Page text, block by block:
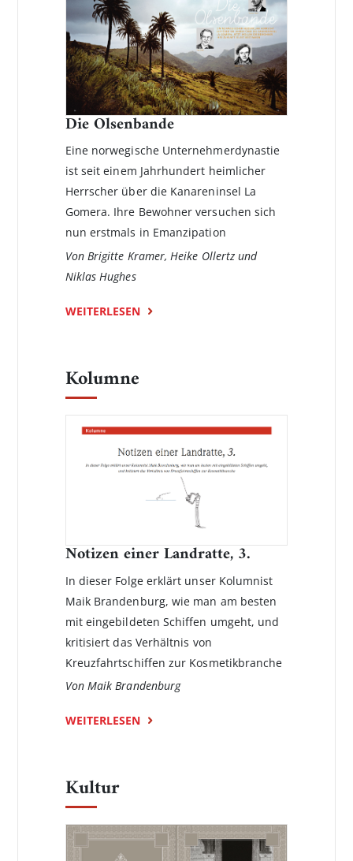
Die Olsenbande
Eine norwegische Unternehmerdynastie
ist seit einem Jahrhundert heimlicher
Herrscher über die Kanareninsel La
Gomera. Ihre Bewohner versuchen sich
nun erstmals in Emanzipation
Von Brigitte Kramer, Heike Ollertz und
Niklas Hughes
WEITERLESEN
Kolumne
Notizen einer Landratte, 3.
In dieser Folge erklärt unser Kolumnist
Maik Brandenburg, wie man am besten
mit eingebildeten Schiffen umgeht, und
kritisiert das Verhältnis von
Kreuzfahrtschiffen zur Kosmetikbranche
Von Maik Brandenburg
WEITERLESEN
Kultur